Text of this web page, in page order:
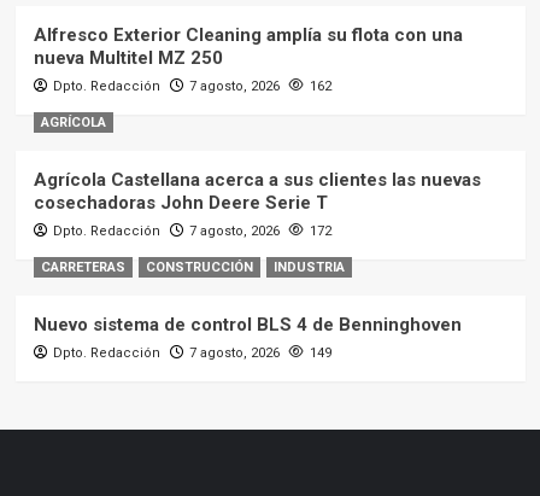
Alfresco Exterior Cleaning amplía su flota con una
nueva Multitel MZ 250
Dpto. Redacción 7 agosto, 2026 162
AGRÍCOLA
Agrícola Castellana acerca a sus clientes las nuevas
cosechadoras John Deere Serie T
Dpto. Redacción 7 agosto, 2026 172
CARRETERAS CONSTRUCCIÓN INDUSTRIA
Nuevo sistema de control BLS 4 de Benninghoven
Dpto. Redacción 7 agosto, 2026 149